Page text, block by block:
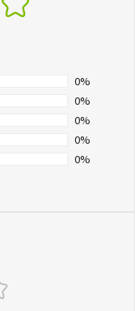
0%
0%
0%
0%
0%